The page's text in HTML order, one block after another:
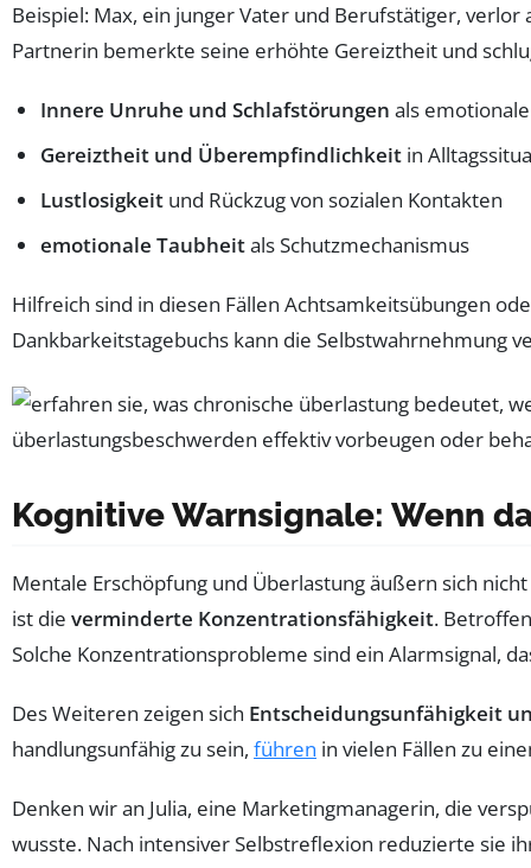
Beispiel: Max, ein junger Vater und Berufstätiger,
Partnerin bemerkte seine erhöhte Gereiztheit und
Innere Unruhe und Schlafstörungen als
Gereiztheit und Überempfindlichkeit in
Lustlosigkeit und Rückzug von sozialen Kontakten
emotionale Taubheitals Schutzmechanismus
Hilfreich sind in diesen Fällen Achtsamkeitsübungen
Dankbarkeitstagebuchs kann die Selbstwahrnehmung
Kognitive Warnsignale: Wenn
Mentale Erschöpfung und Überlastung äußern sich
ist die verminderte Konzentrationsfähigkeit.
Solche Konzentrationsprobleme sind ein Alarmsignal,
Des Weiteren zeigen sich Entscheidungsunfähigkeit
handlungsunfähig zu sein, führen in vielen Fällen zu
Denken wir an Julia, eine Marketingmanagerin, die
wusste. Nach intensiver Selbstreflexion reduzierte sie